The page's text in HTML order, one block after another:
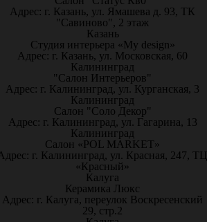
Адрес: г. Казань, ул. Ямашева д. 93, ТК
"Савиново", 2 этаж
Казань
Студия интерьера «My design»
Адрес: г. Казань, ул. Московская, 60
Калининград
"Салон Интерьеров"
Адрес: г. Калининград, ул. Курганская, 3
Калининград
Салон "Соло Декор"
Адрес: г. Калининград, ул. Гагарина, 13
Калининград
Салон «POL MARKET»
г. Калининград, ул. Красная, 247, ТЦ
«Красный»
Калуга
Керамика Люкс
Адрес: г. Калуга, переулок Воскресенский
29, стр.2